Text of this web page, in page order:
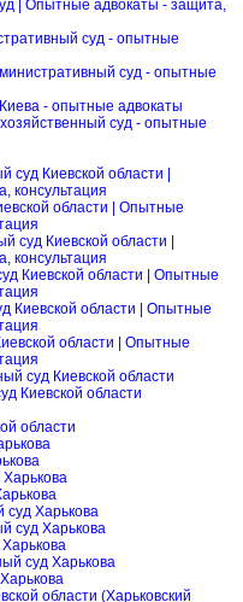
| Опытные адвокаты - защита,
суд - опытные
суд - опытные
- опытные адвокаты
суд - опытные
суд Киевской области |
консультация
области | Опытные
суд Киевской области |
консультация
Киевской области | Опытные
Киевской области | Опытные
области | Опытные
суд Киевской области
Киевской области
области
суд Харькова
суд Харькова
суд Харькова
области (Харьковский